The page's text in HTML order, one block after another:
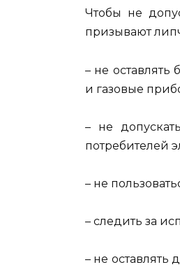
Чтобы не
призывают
– не
и газовые
– не
потребителей
– не
– следить за
– не оставлять